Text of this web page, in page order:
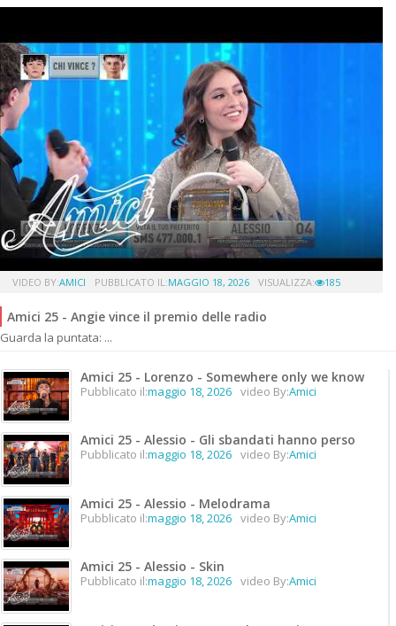
VIDEO BY:AMICI PUBBLICATO IL:MAGGIO 18, 2026 VISUALIZZA: 185
Amici 25 - Angie vince il premio delle radio
Guarda la puntata: ...
Amici 25 - Lorenzo - Somewhere only we know
Pubblicato il:maggio 18, 2026 video By:Amici
Amici 25 - Alessio - Gli sbandati hanno perso
Pubblicato il:maggio 18, 2026 video By:Amici
Amici 25 - Alessio - Melodrama
Pubblicato il:maggio 18, 2026 video By:Amici
Amici 25 - Alessio - Skin
Pubblicato il:maggio 18, 2026 video By:Amici